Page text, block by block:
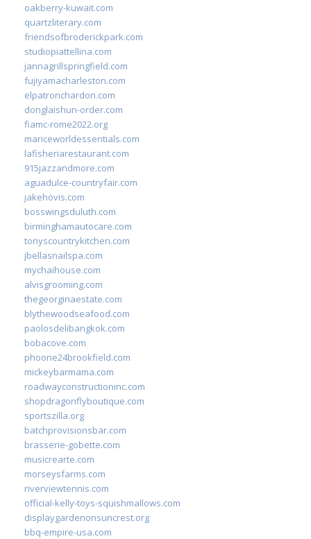
oakberry-kuwait.com
quartzliterary.com
friendsofbroderickpark.com
studiopiattellina.com
jannagrillspringfield.com
fujiyamacharleston.com
elpatronchardon.com
donglaishun-order.com
fiamc-rome2022.org
mariceworldessentials.com
lafisheriarestaurant.com
915jazzandmore.com
aguadulce-countryfair.com
jakehovis.com
bosswingsduluth.com
birminghamautocare.com
tonyscountrykitchen.com
jbellasnailspa.com
mychaihouse.com
alvisgrooming.com
thegeorginaestate.com
blythewoodseafood.com
paolosdelibangkok.com
bobacove.com
phoone24brookfield.com
mickeybarmama.com
roadwayconstructioninc.com
shopdragonflyboutique.com
sportszilla.org
batchprovisionsbar.com
brasserie-gobette.com
musicrearte.com
morseysfarms.com
riverviewtennis.com
official-kelly-toys-squishmallows.com
displaygardenonsuncrest.org
bbq-empire-usa.com